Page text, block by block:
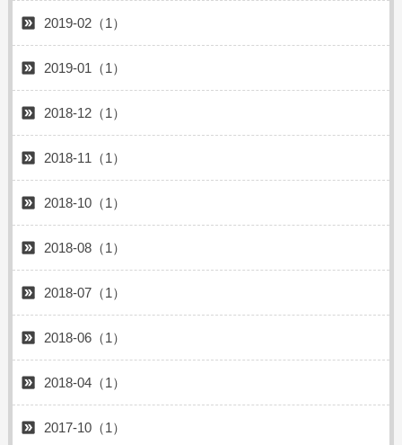
2019-02（1）
2019-01（1）
2018-12（1）
2018-11（1）
2018-10（1）
2018-08（1）
2018-07（1）
2018-06（1）
2018-04（1）
2017-10（1）